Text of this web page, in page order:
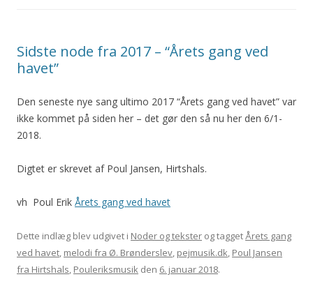
Sidste node fra 2017 – “Årets gang ved
havet”
Den seneste nye sang ultimo 2017 “Årets gang ved havet” var
ikke kommet på siden her – det gør den så nu her den 6/1-
2018.
Digtet er skrevet af Poul Jansen, Hirtshals.
vh Poul Erik Årets gang ved havet
Dette indlæg blev udgivet i Noder og tekster og taggetÅrets gang
ved havet, melodi fra Ø. Brønderslev, pejmusik.dk, Poul Jansen
fra Hirtshals, Pouleriksmusik den 6. januar 2018.